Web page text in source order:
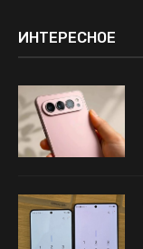
ИНТЕРЕСНОЕ